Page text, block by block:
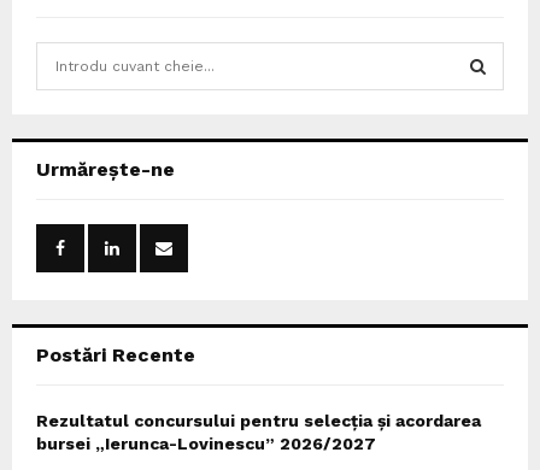
h
Urmărește-ne
Postări Recente
Rezultatul concursului pentru selecția și acordarea
bursei „Ierunca-Lovinescu” 2026/2027